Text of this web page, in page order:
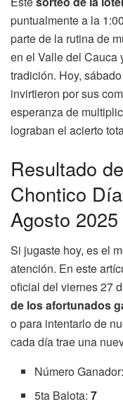
puntualmente a la
parte de la rutina de
en el Valle del Cauca
tradición. Hoy,
invirtieron por sus
esperanza de
lograban el acierto
Resultado
Chontico
Agosto 2025
Si jugaste hoy, es el
atención. En este
oficial del viernes 27
de los afortunados
o para intentarlo de
cada día trae una
Número
5ta Balota:7